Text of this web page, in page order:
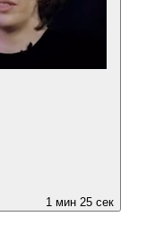
1 мин 25 сек